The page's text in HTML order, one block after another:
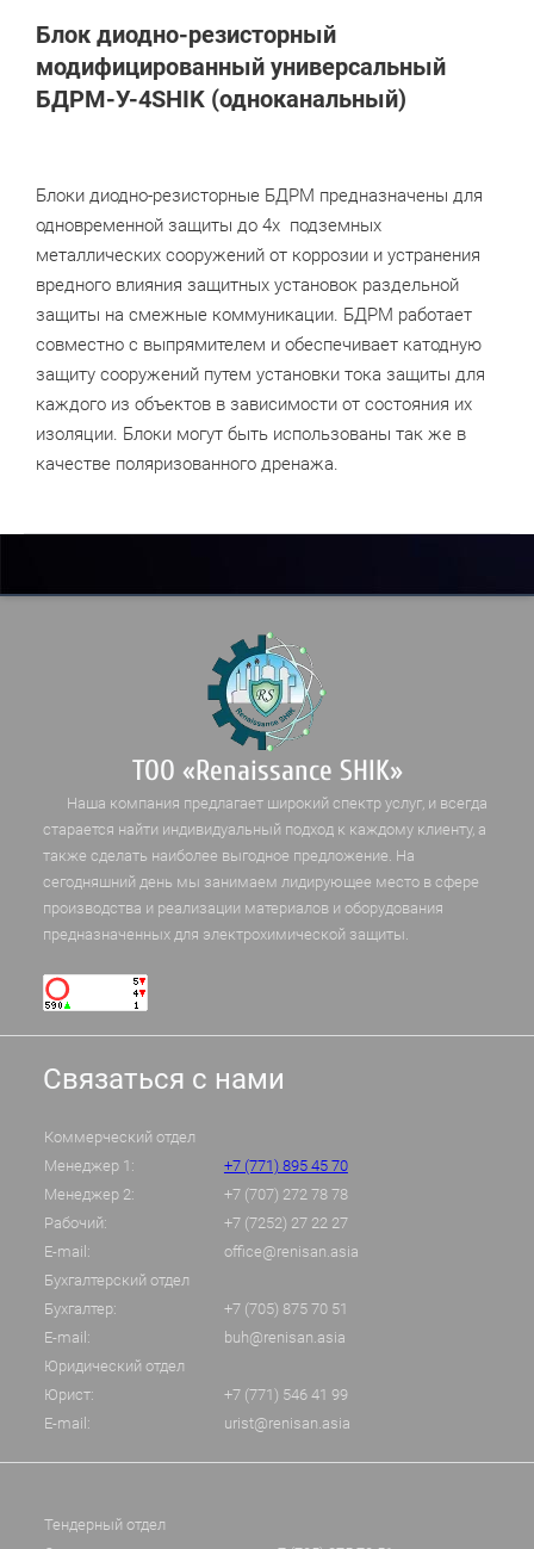
Блок диодно-резисторный
модифицированный универсальный
БДРМ-У-4SHIK (одноканальный)
Блоки диодно-резисторные БДРМ предназначены для
одновременной защиты до 4х подземных
металлических сооружений от коррозии и устранения
вредного влияния защитных установок раздельной
защиты на смежные коммуникации. БДРМ работает
совместно с выпрямителем и обеспечивает катодную
защиту сооружений путем установки тока защиты для
каждого из объектов в зависимости от состояния их
изоляции. Блоки могут быть использованы так же в
качестве поляризованного дренажа.
ТОО «Renaissance SHIK»
Наша компания предлагает широкий спектр услуг, и всегда
старается найти индивидуальный подход к каждому клиенту, а
также сделать наиболее выгодное предложение. На
сегодняшний день мы занимаем лидирующее место в сфере
производства и реализации материалов и оборудования
предназначенных для электрохимической защиты.
Связаться с нами
Коммерческий отдел
Менеджер 1:
+7 (771) 895 45 70
Менеджер 2:
+7 (707) 272 78 78
Рабочий:
+7 (7252) 27 22 27
E-mail:
office@renisan.asia
Бухгалтерский отдел
Бухгалтер:
+7 (705) 875 70 51
E-mail:
buh@renisan.asia
Юридический отдел
Юрист:
+7 (771) 546 41 99
E-mail:
urist@renisan.asia
Тендерный отдел